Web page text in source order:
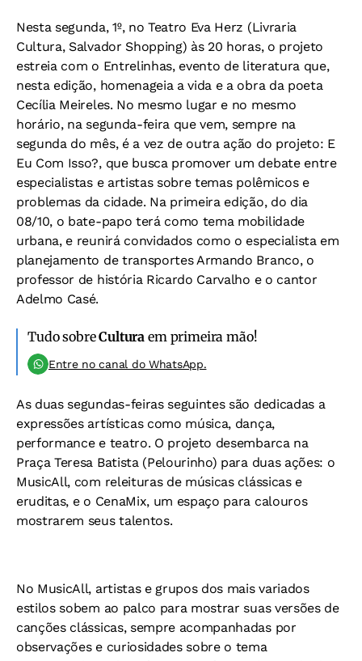
Nesta segunda, 1º, no Teatro Eva Herz (Livraria
Cultura, Salvador Shopping) às 20 horas, o projeto
estreia com o Entrelinhas, evento de literatura que,
nesta edição, homenageia a vida e a obra da poeta
Cecília Meireles. No mesmo lugar e no mesmo
horário, na segunda-feira que vem, sempre na
segunda do mês, é a vez de outra ação do projeto: E
Eu Com Isso?, que busca promover um debate entre
especialistas e artistas sobre temas polêmicos e
problemas da cidade. Na primeira edição, do dia
08/10, o bate-papo terá como tema mobilidade
urbana, e reunirá convidados como o especialista em
planejamento de transportes Armando Branco, o
professor de história Ricardo Carvalho e o cantor
Adelmo Casé.
Tudo sobreCultura em primeira mão!
Entre no canal do WhatsApp.
As duas segundas-feiras seguintes são dedicadas a
expressões artísticas como música, dança,
performance e teatro. O projeto desembarca na
Praça Teresa Batista (Pelourinho) para duas ações: o
MusicAll, com releituras de músicas clássicas e
eruditas, e o CenaMix, um espaço para calouros
mostrarem seus talentos.
No MusicAll, artistas e grupos dos mais variados
estilos sobem ao palco para mostrar suas versões de
canções clássicas, sempre acompanhadas por
observações e curiosidades sobre o tema